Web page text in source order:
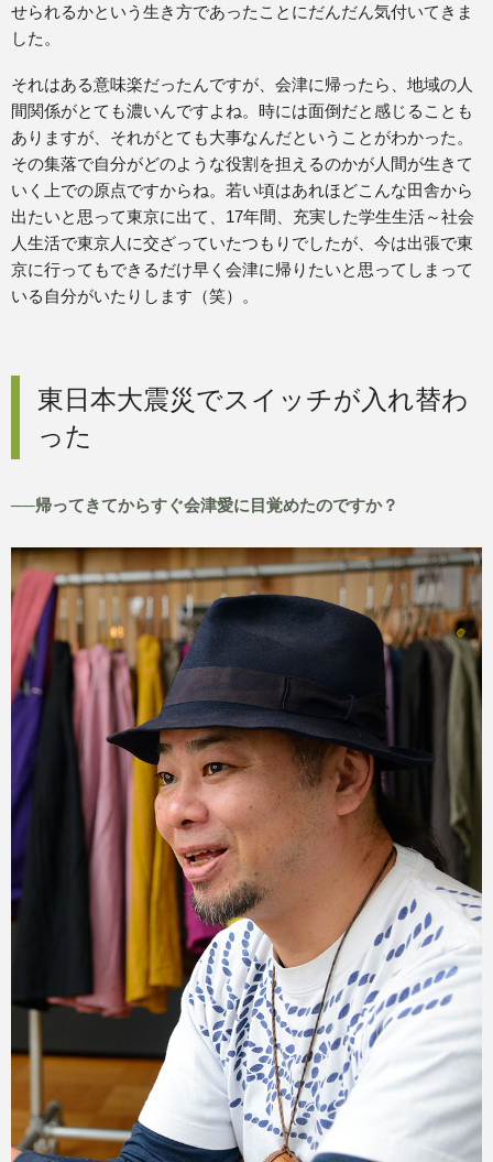
せられるかという生き方であったことにだんだん気付いてきま
した。
それはある意味楽だったんですが、会津に帰ったら、地域の人
間関係がとても濃いんですよね。時には面倒だと感じることも
ありますが、それがとても大事なんだということがわかった。
その集落で自分がどのような役割を担えるのかが人間が生きて
いく上での原点ですからね。若い頃はあれほどこんな田舎から
出たいと思って東京に出て、17年間、充実した学生生活～社会
人生活で東京人に交ざっていたつもりでしたが、今は出張で東
京に行ってもできるだけ早く会津に帰りたいと思ってしまって
いる自分がいたりします（笑）。
東日本大震災でスイッチが入れ替わ
った
──帰ってきてからすぐ会津愛に目覚めたのですか？